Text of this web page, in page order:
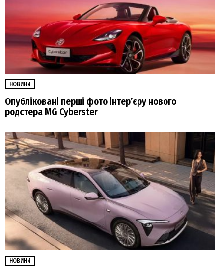
НОВИНИ
Опубліковані перші фото інтер’єру нового
родстера MG Cyberster
НОВИНИ